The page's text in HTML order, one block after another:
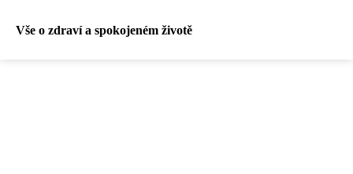
Vše o zdraví a spokojeném životě